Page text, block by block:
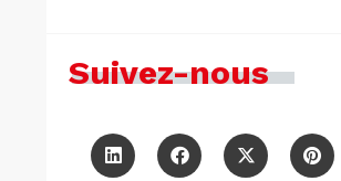
Suivez-nous